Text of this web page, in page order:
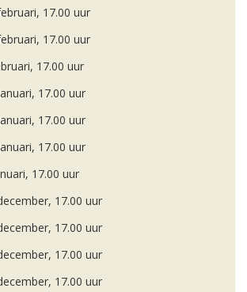
17.00 uur
17.00 uur
17.00 uur
17.00 uur
17.00 uur
17.00 uur
17.00 uur
17.00 uur
17.00 uur
17.00 uur
17.00 uur